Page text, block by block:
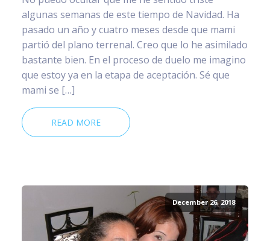
algunas semanas de este tiempo de Navidad. Ha
pasado un año y cuatro meses desde que mami
partió del plano terrenal. Creo que lo he asimilado
bastante bien. En el proceso de duelo me imagino
que estoy ya en la etapa de aceptación. Sé que
mami se […]
READ MORE
December 26, 2018